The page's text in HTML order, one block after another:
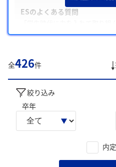
ESのよくある質問
の目標」の質問が多いです。
テストがあった / SPI
面接の特徴
面接は普通な雰囲気で、「志望
たこと」についてよく聞かれます
内定承諾と辞退
内定承諾した学生は、「null」
い」、「第一志望企業から内定
全426件
絞り込み
卒年
内